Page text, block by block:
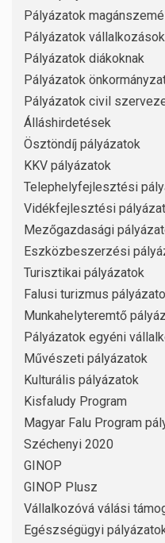
Pályázatok
Pályázatok
Pályázatok diákoknak
Pályázatok
Pályázatok civil
Álláshirdetések
Ösztöndíj pályázatok
KKV pályázatok
Telephelyfejlesztési
Vidékfejlesztési
Mezőgazdasági
Eszközbeszerzési
Turisztikai pályázatok
Falusi turizmus
Munkahelyteremtő
Pályázatok egyéni
Művészeti pályázatok
Kulturális pályázatok
Kisfaludy Program
Magyar Falu Program
Széchenyi 2020
GINOP
GINOP Plusz
Vállalkozóvá válási
Egészségügyi